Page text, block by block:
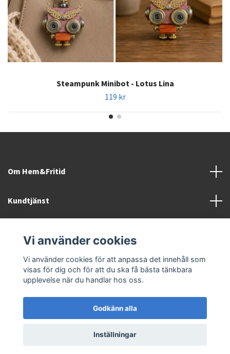
Steampunk Minibot - Lotus Lina
119 kr
Om Hem&Fritid
Kundtjänst
Sociala medier
© 2026 Hem&Fritid i Sävsjö AB
Vi använder cookies
Vi använder cookies för att anpassa det innehåll som
visas för dig och för att du ska få bästa tänkbara
upplevelse när du handlar hos oss.
Godkänn alla
Inställningar